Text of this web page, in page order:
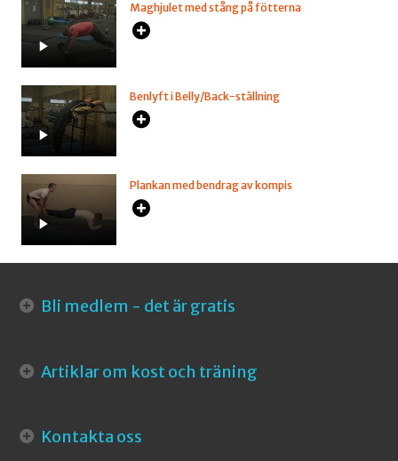
Maghjulet med stång på fötterna
Benlyft i Belly/Back-ställning
Plankan med bendrag av kompis
Bli medlem - det är gratis
Artiklar om kost och träning
Kontakta oss